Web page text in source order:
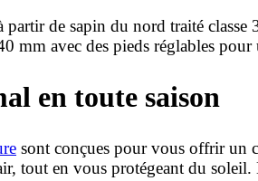
partir de sapin du nord traité
mm avec des pieds réglables
en toute saison
sont conçues pour vous offrir un
tout en vous protégeant du